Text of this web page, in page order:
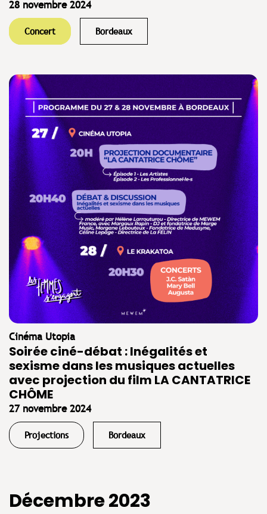
28 novembre 2024
Concert Bordeaux
Cinéma Utopia
Soirée ciné-débat : Inégalités et
sexisme dans les musiques actuelles
avec projection du film LA CANTATRICE
CHÔME
27 novembre 2024
Projections Bordeaux
Décembre 2023